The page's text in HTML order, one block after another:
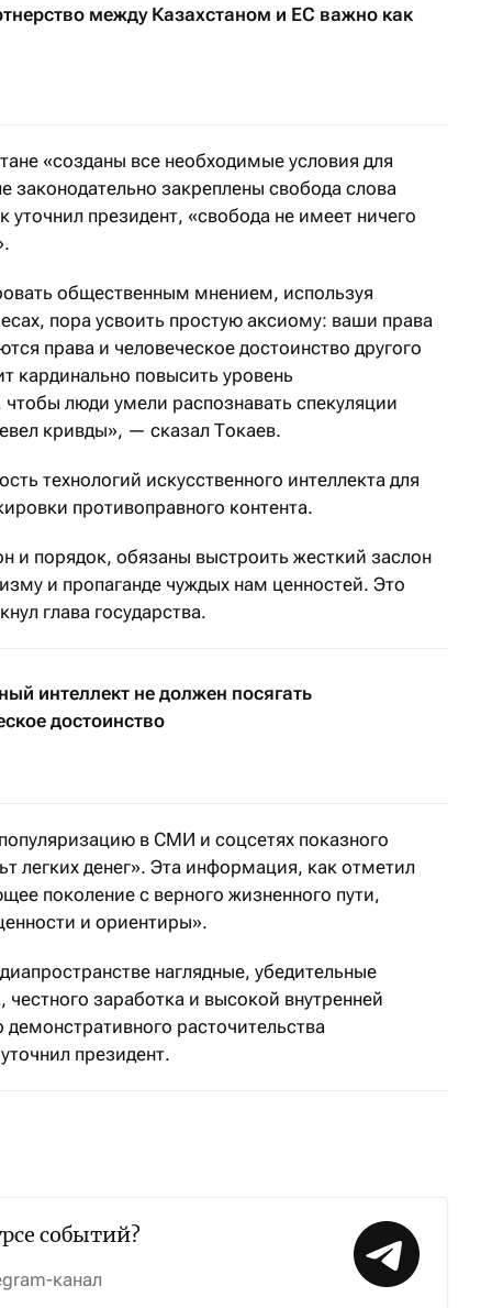
между Казахстаном и ЕС важно как
«созданы все необходимые условия для
законодательно закреплены свобода слова
уточнил президент, «свобода не имеет ничего
общественным мнением, используя
пора усвоить простую аксиому: ваши права
права и человеческое достоинство другого
кардинально повысить уровень
люди умели распознавать спекуляции
кривды», — сказал Токаев.
технологий искусственного интеллекта для
противоправного контента.
и порядок, обязаны выстроить жесткий заслон
и пропаганде чуждых нам ценностей. Это
глава государства.
интеллект не должен посягать
достоинство
в СМИ и соцсетях показного
легких денег». Эта информация, как отметил
поколение с верного жизненного пути,
и ориентиры».
наглядные, убедительные
заработка и высокой внутренней
расточительства
президент.
событий?
канал